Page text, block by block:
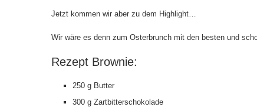
Jetzt kommen wir aber zu dem Highlight…
Wir wäre es denn zum Osterbrunch mit den besten und
Rezept Brownie:
250 g Butter
300 g Zartbitterschokolade